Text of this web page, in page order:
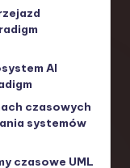
AI
czasowych
systemów
czasowe UML